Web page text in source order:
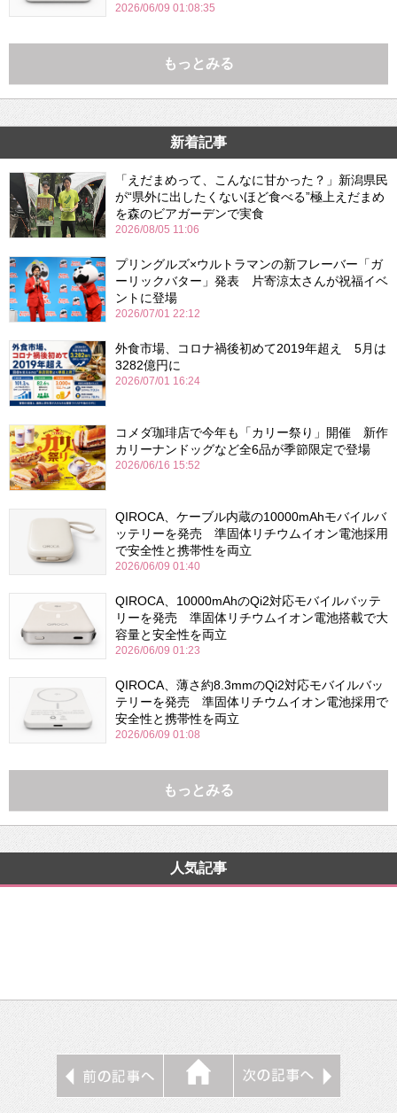
2026/06/09 01:08:35
もっとみる
新着記事
「えだまめって、こんなに甘かった？」新潟県民
が“県外に出したくないほど食べる”極上えだまめ
を森のビアガーデンで実食
2026/08/05 11:06
プリングルズ×ウルトラマンの新フレーバー「ガ
ーリックバター」発表 片寄涼太さんが祝福イベ
ントに登場
2026/07/01 22:12
外食市場、コロナ禍後初めて2019年超え 5月は
3282億円に
2026/07/01 16:24
コメダ珈琲店で今年も「カリー祭り」開催 新作
カリーナンドッグなど全6品が季節限定で登場
2026/06/16 15:52
QIROCA、ケーブル内蔵の10000mAhモバイルバ
ッテリーを発売 準固体リチウムイオン電池採用
で安全性と携帯性を両立
2026/06/09 01:40
QIROCA、10000mAhのQi2対応モバイルバッテ
リーを発売 準固体リチウムイオン電池搭載で大
容量と安全性を両立
2026/06/09 01:23
QIROCA、薄さ約8.3mmのQi2対応モバイルバッ
テリーを発売 準固体リチウムイオン電池採用で
安全性と携帯性を両立
2026/06/09 01:08
もっとみる
人気記事